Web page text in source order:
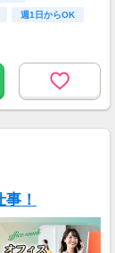
週1日からOK
！